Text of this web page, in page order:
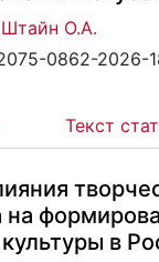
Штайн О.А.
0862-2026-
Текст
в